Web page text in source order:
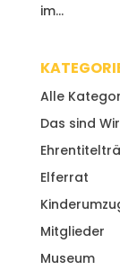
im...
Alle
Das sind Wir
Elferrat
Mitglieder
Museum